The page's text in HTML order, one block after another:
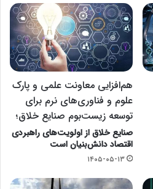
هم‌افزایی معاونت علمی و پارک
علوم و فناوری‌های نرم برای
توسعه زیست‌بوم صنایع خلاق؛
صنایع خلاق از اولویت‌های راهبردی
اقتصاد دانش‌بنیان است
۱۴۰۵-۰۵-۱۳